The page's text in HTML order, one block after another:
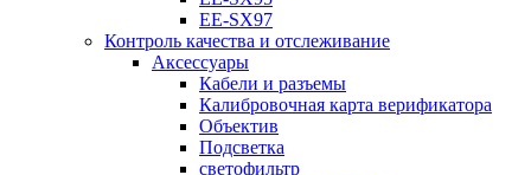
EE-SX97
Контроль качества и отслеживание
Аксессуары
Кабели и разъемы
Калибровочная карта верификатора
Объектив
Подсветка
светофильтр